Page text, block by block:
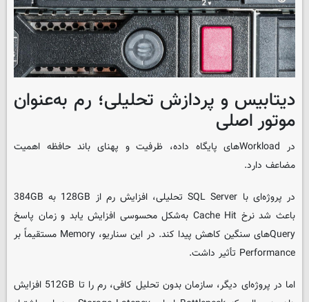
دیتابیس و پردازش تحلیلی؛ رم به‌عنوان
موتور اصلی
در Workloadهای پایگاه داده، ظرفیت و پهنای باند حافظه اهمیت
مضاعف دارد.
در پروژه‌ای با SQL Server تحلیلی، افزایش رم از 128GB به 384GB
باعث شد نرخ Cache Hit به‌شکل محسوسی افزایش یابد و زمان پاسخ
Queryهای سنگین کاهش پیدا کند. در این سناریو، Memory مستقیماً بر
Performance تأثیر داشت.
اما در پروژه‌ای دیگر، سازمان بدون تحلیل کافی، رم را تا 512GB افزایش